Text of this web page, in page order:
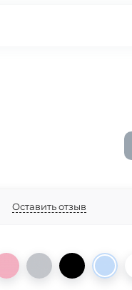
Оставить отзыв